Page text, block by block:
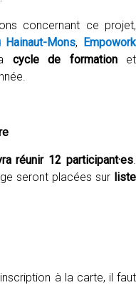
concernant ce projet,
Mons, Empowork
cycle de formationet
réunir 12 participant·es.
seront placées sur liste
à la carte, il faut